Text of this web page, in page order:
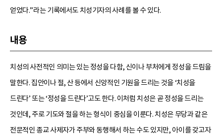
얻었다.”라는 기록에서도 치성기자의 사례를 볼 수 있다.
내용
치성의 사전적인 의미는 있는 정성을 다함, 신이나 부처에게 정성을 드림을
말한다. 집안이나 절, 산 등에서 신앙적인 기원을 드리는 것을 ‘치성을
드린다’ 또는 ‘정성을 드린다’고도 한다. 이처럼 치성은 곧 정성을 드리는
것인데, 주로 기도와 절을 하는 형식이 중심을 이룬다. 치성은 무당과 같은
전문적인 종교 사제자가 주부와 동행해서 하는 수도 있지만, 아이를 갖고자